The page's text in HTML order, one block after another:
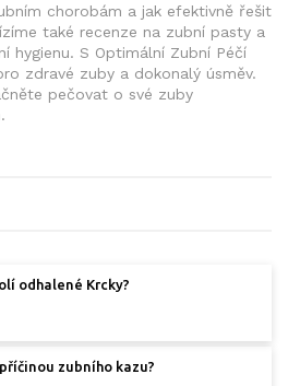
chorobám a jak efektivně řešit
také recenze na zubní pasty a
hygienu. S Optimální Zubní Péčí
zdravé zuby a dokonalý úsměv.
pečovat o své zuby
odhalené Krcky?
zubního kazu?